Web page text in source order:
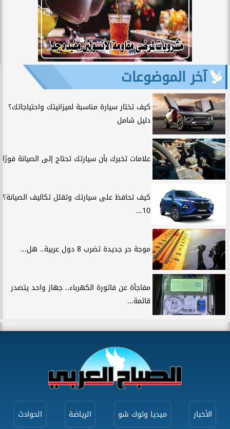
آخر الموضوعات
كيف تختار سيارة مناسبة لميزانيتك واحتياجاتك؟
دليل شامل
علامات تخبرك بأن سيارتك تحتاج إلى الصيانة فورًا
كيف تحافظ على سيارتك وتقلل تكاليف الصيانة؟
10...
موجة حر جديدة تضرب 8 دول عربية.. هل...
مفاجأة عن فاتورة الكهرباء.. جهاز واحد يتصدر
قائمة...
الأخبار ميديا وتوك شو الرياضة الحوادث